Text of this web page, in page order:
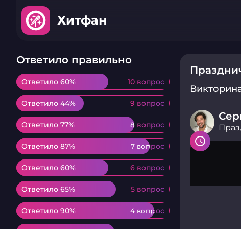
Хитфан
Ответило правильно
Ответило 60% 10 вопрос
Ответило 60% 10 вопрос
Ответило 44% 9 вопрос
Ответило 44% 9 вопрос
Ответило 77% 8 вопрос
Ответило 77% 8 вопрос
Ответило 87% 7 вопрос
Ответило 87% 7 вопрос
Ответило 60% 6 вопрос
Ответило 60% 6 вопрос
Ответило 65% 5 вопрос
Ответило 65% 5 вопрос
Ответило 90% 4 вопрос
Ответило 90% 4 вопрос